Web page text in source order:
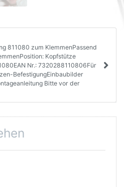
811080 zum KlemmenPassend
Kopfstütze
Nr.: 7320288110806Für
BefestigungEinbaubilder
Bitte vor der